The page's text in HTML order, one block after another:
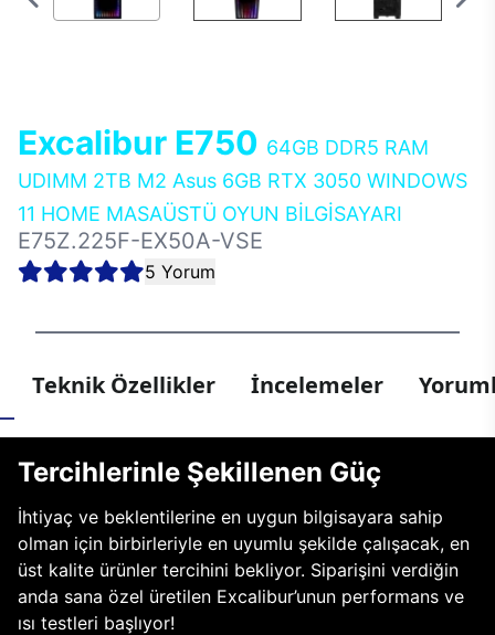
Excalibur E750 64GB DDR5 RAM
UDIMM 2TB M2 Asus 6GB RTX 3050 WINDOWS
11 HOME MASAÜSTÜ OYUN BİLGİSAYARI
E75Z.225F-EX50A-VSE
5 Yorum
Teknik Özellikler İncelemeler
Tercihlerinle Şekillenen Güç
İhtiyaç ve beklentilerine en uygun bilgisayara sahip
olman için birbirleriyle en uyumlu şekilde çalışacak, en
üst kalite ürünler tercihini bekliyor. Siparişini verdiğin
anda sana özel üretilen Excalibur’unun performans ve
ısı testleri başlıyor!